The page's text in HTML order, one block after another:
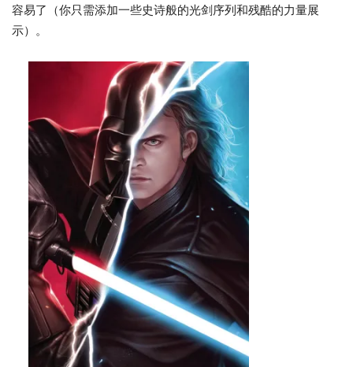
容易了（你只需添加一些史诗般的光剑序列和残酷的力量展
示）。